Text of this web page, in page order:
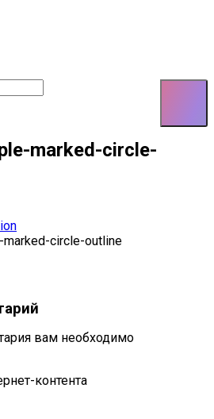
marked-circle-
circle-outline
вам необходимо
контента